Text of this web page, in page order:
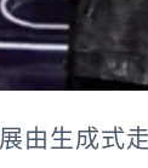
由生成式